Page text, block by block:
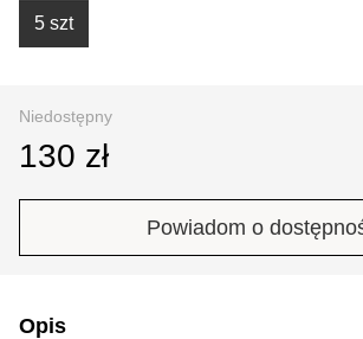
5 szt
Niedostępny
130 zł
Powiadom o
Opis